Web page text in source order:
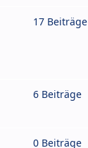
17 Beiträge
6 Beiträge
0 Beiträge